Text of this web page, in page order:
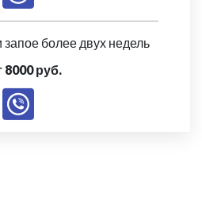
более двух недель
8000 руб.